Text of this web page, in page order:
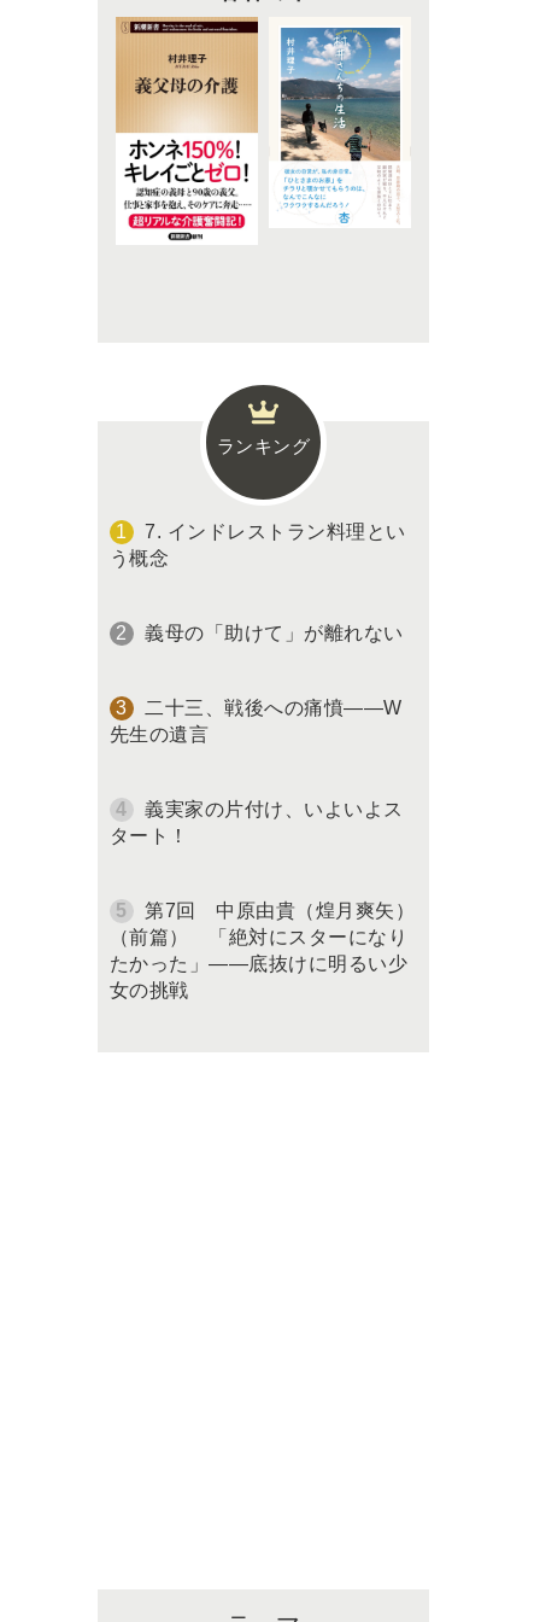
ランキング
7. インドレストラン料理とい
う概念
義母の「助けて」が離れない
二十三、戦後への痛憤――W
先生の遺言
義実家の片付け、いよいよス
タート！
第7回 中原由貴（煌月爽矢）
（前篇） 「絶対にスターになり
たかった」――底抜けに明るい少
女の挑戦